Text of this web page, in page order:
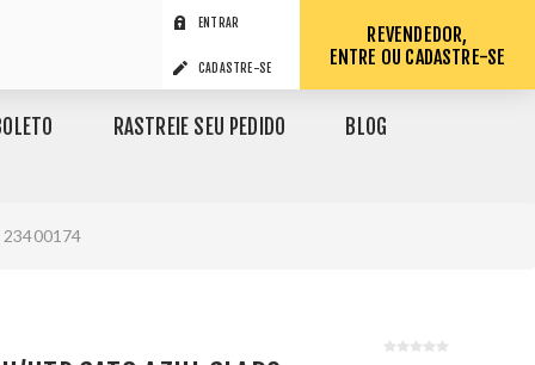
ENTRAR
CADASTRE-SE
REVENDEDOR,
ENTRE OU CADASTRE-SE
RASTREIE SEU PEDIDO BLOG
23400174